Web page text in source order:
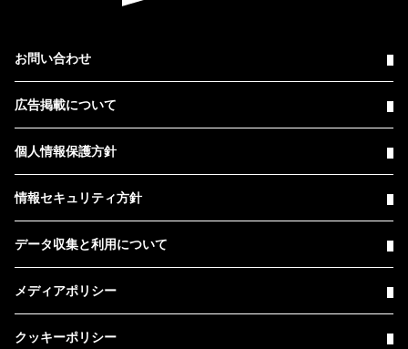
お問い合わせ
広告掲載について
個人情報保護方針
情報セキュリティ方針
データ収集と利用について
メディアポリシー
クッキーポリシー